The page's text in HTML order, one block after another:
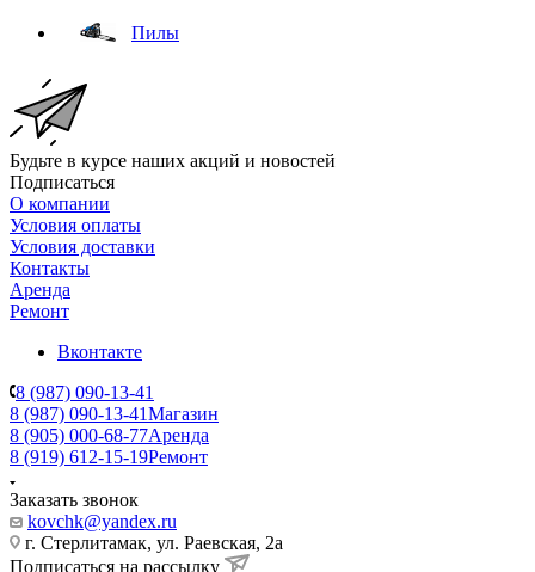
Пилы
Будьте в курсе наших акций и новостей
Подписаться
О компании
Условия оплаты
Условия доставки
Контакты
Аренда
Ремонт
Вконтакте
8 (987) 090-13-41
8 (987) 090-13-41Магазин
8 (905) 000-68-77Аренда
8 (919) 612-15-19Ремонт
Заказать звонок
kovchk@yandex.ru
г. Стерлитамак, ул. Раевская, 2а
Подписаться на рассылку